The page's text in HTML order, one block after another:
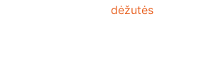
dėžutės